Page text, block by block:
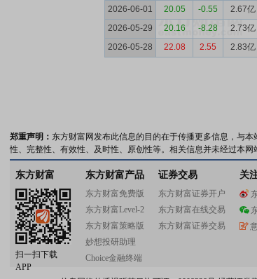
2026-06-01
20.05 -0.55 2.67亿
2026-05-29
20.16 -8.28 2.73亿
2026-05-28
22.08 2.55 2.83亿
郑重声明： 东方财富网发布此信息的目的在于传播更多信息，与
性、完整性、有效性、及时性、原创性等。相关信息并未经过本
东方财富
扫一扫下载
APP
东方财富产品
东方财富免费版
东方财富Level-2
东方财富策略版
妙想投研助理
Choice金融终端
证券交易
东方财富证券开户
东方财富在线交易
东方财富证券交易
关